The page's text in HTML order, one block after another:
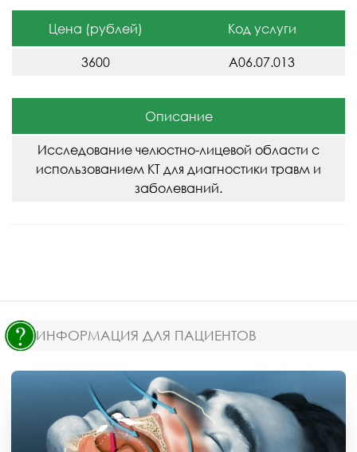
Цена (рублей) Код услуги
3600 A06.07.013
Описание
Исследование челюстно-лицевой области с
использованием КТ для диагностики травм и
заболеваний.
ИНФОРМАЦИЯ ДЛЯ ПАЦИЕНТОВ